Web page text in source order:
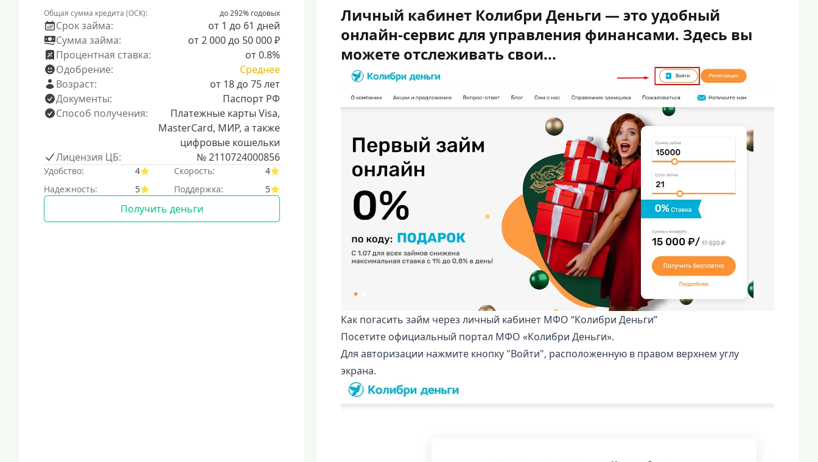
Общая сумма кредита (ОСК): до 292% годовых
Срок займа:
от 1 до 61 дней
Сумма займа:
от 2 000 до 50 000 ₽
Процентная ставка:
от 0.8%
Одобрение:
Среднее
Возраст:
от 18 до 75 лет
Документы:
Паспорт РФ
Способ получения:
Платежные карты Visa,
MasterCard, МИР, а также
цифровые кошельки
Лицензия ЦБ:
№ 2110724000856
Удобство: 4 Скорость:
4
Надежность:
5 Поддержка: 5
Получить деньги
Личный кабинет Колибри Деньги — это удобный
онлайн-сервис для управления финансами. Здесь вы
можете отслеживать свои...
Как погасить займ через личный кабинет МФО “Колибри Деньги”
Посетите официальный портал МФО «Колибри Деньги».
Для авторизации нажмите кнопку "Войти", расположенную в правом верхнем углу
экрана.